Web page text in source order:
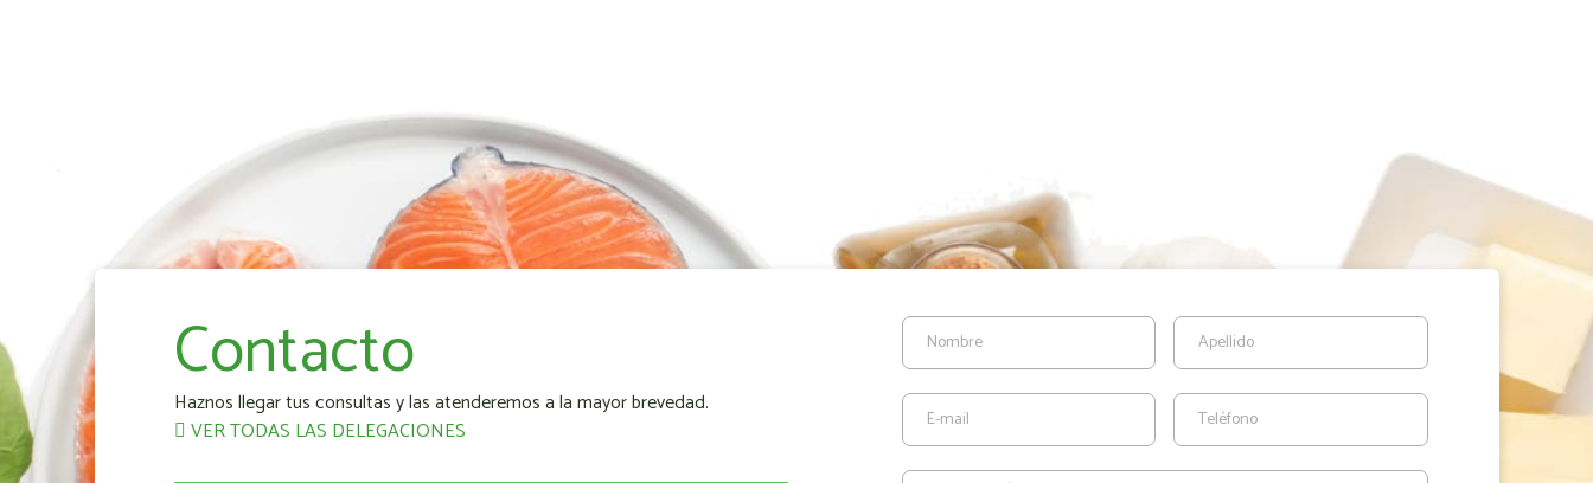
Contacto
Haznos llegar tus consultas y las atenderemos a la mayor brevedad.
VER TODAS LAS DELEGACIONES